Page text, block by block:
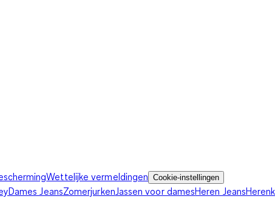
Wettelijke vermeldingen Cookie-instellingen
Dames JeansZomerjurkenJassen voor damesHeren Jeans